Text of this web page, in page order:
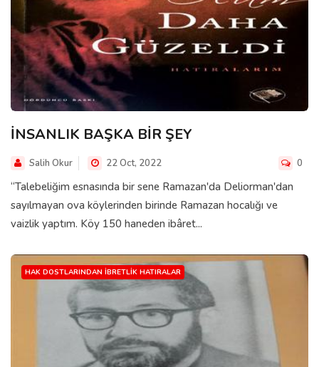
İNSANLIK BAŞKA BİR ŞEY
Salih Okur 22 Oct, 2022 0
“Talebeliğim esnasında bir sene Ramazan'da Deliorman'dan
sayılmayan ova köylerinden birinde Ramazan hocalığı ve
vaizlik yaptım. Köy 150 haneden ibâret...
HAK DOSTLARINDAN İBRETLIK HATIRALAR